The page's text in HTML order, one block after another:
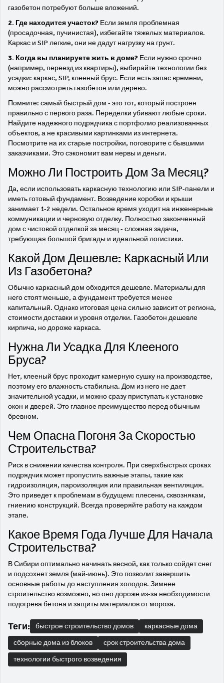
газобетон потребуют больше вложений.
2. Где находится участок? Если земля проблемная
(просадочная, пучинистая), избегайте тяжелых материалов.
Каркас и SIP легкие, они не дадут нагрузку на грунт.
3. Когда вы планируете жить в доме? Если нужно срочно
(например, переезд из квартиры), выбирайте технологии без
усадки: каркас, SIP, клееный брус. Если есть запас времени,
можно рассмотреть газобетон или дерево.
Помните: самый быстрый дом - это тот, который построен
правильно с первого раза. Переделки убивают любые сроки.
Найдите надежного подрядчика с портфолио реализованных
объектов, а не красивыми картинками из интернета.
Посмотрите на их старые постройки, поговорите с бывшими
заказчиками. Это сэкономит вам нервы и деньги.
Можно Ли Построить Дом За Месяц?
Да, если использовать каркасную технологию или SIP-панели и
иметь готовый фундамент. Возведение коробки и крыши
занимает 1-2 недели. Остальное время уходит на инженерные
коммуникации и черновую отделку. Полностью законченный
дом с чистовой отделкой за месяц - сложная задача,
требующая большой бригады и идеальной логистики.
Какой Дом Дешевле: Каркасный Или
Из Газобетона?
Обычно каркасный дом обходится дешевле. Материалы для
него стоят меньше, а фундамент требуется менее
капитальный. Однако итоговая цена сильно зависит от региона,
стоимости доставки и уровня отделки. Газобетон дешевле
кирпича, но дороже каркаса.
Нужна Ли Усадка Для Клееного
Бруса?
Нет, клееный брус проходит камерную сушку на производстве,
поэтому его влажность стабильна. Дом из него не дает
значительной усадки, и можно сразу приступать к установке
окон и дверей. Это главное преимущество перед обычным
бревном.
Чем Опасна Погоня За Скоростью
Строительства?
Риск в снижении качества контроля. При сверхбыстрых сроках
подрядчик может пропустить важные этапы, такие как
гидроизоляция, пароизоляция или правильная вентиляция.
Это приведет к проблемам в будущем: плесени, сквознякам,
гниению конструкций. Всегда проверяйте работу на каждом
этапе.
Какое Время Года Лучше Для Начала
Строительства?
В Сибири оптимально начинать весной, как только сойдет снег
и подсохнет земля (май-июнь). Это позволит завершить
основные работы до наступления холодов. Зимнее
строительство возможно, но оно дороже из-за необходимости
подогрева бетона и защиты материалов от мороза.
Теги: быстрое строительство домов
каркасные дома
сборные дома из блоков
срок строительства дома
технологии быстрого возведения